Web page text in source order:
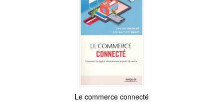
Le commerce connecté